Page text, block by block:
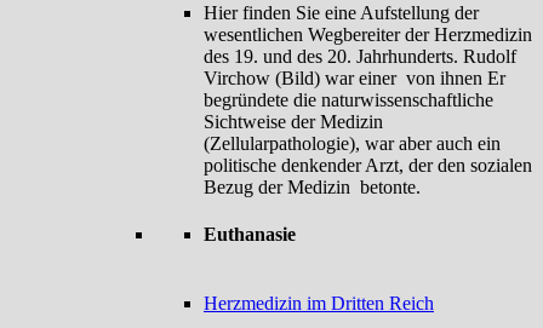
Hier finden Sie eine Aufstellung der
wesentlichen Wegbereiter der Herzmedizin
des 19. und des 20. Jahrhunderts. Rudolf
Virchow (Bild) war einer von ihnen Er
begründete die naturwissenschaftliche
Sichtweise der Medizin
(Zellularpathologie), war aber auch ein
politische denkender Arzt, der den sozialen
Bezug der Medizin betonte.
Euthanasie
Herzmedizin im Dritten Reich